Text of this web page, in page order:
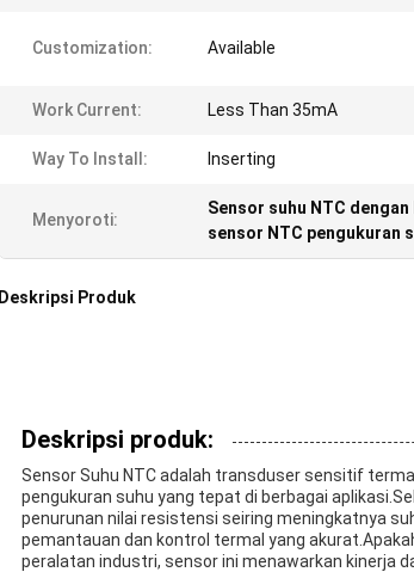
Customization: Available
Work Current: Less Than 35mA
Way To Install: Inserting
Menyoroti:
Sensor suhu NTC
sensor NTC pengukuran
Deskripsi Produk
Deskripsi produk:
Sensor Suhu NTC adalah transduser sensitif
pengukuran suhu yang tepat di berbagai
penurunan nilai resistensi seiring meningkatnya
pemantauan dan kontrol termal yang
peralatan industri, sensor ini menawarkan kinerja